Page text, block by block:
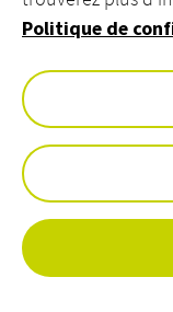
CONTACTEZ-NOUS
Cookies
Accessibilité
Actemium.com
Politique de